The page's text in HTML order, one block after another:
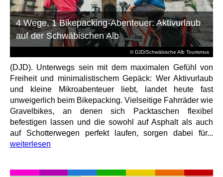
© DJD/Schwäbische Alb Tourismus
4 Wege, 1 Bikepacking-Abenteuer: Aktivurlaub
auf der Schwäbischen Alb
(DJD). Unterwegs sein mit dem maximalen Gefühl von
Freiheit und minimalistischem Gepäck: Wer Aktivurlaub
und kleine Mikroabenteuer liebt, landet heute fast
unweigerlich beim Bikepacking. Vielseitige Fahrräder wie
Gravelbikes, an denen sich Packtaschen flexibel
befestigen lassen und die sowohl auf Asphalt als auch
auf Schotterwegen perfekt laufen, sorgen dabei für...
weiterlesen